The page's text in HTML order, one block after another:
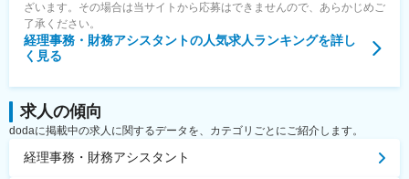
ざいます。その場合は当サイトから応募はできませんので、あらかじめご
了承ください。
経理事務・財務アシスタントの人気求人ランキングを詳し
く見る
求人の傾向
dodaに掲載中の求人に関するデータを、カテゴリごとにご紹介します。
経理事務・財務アシスタント